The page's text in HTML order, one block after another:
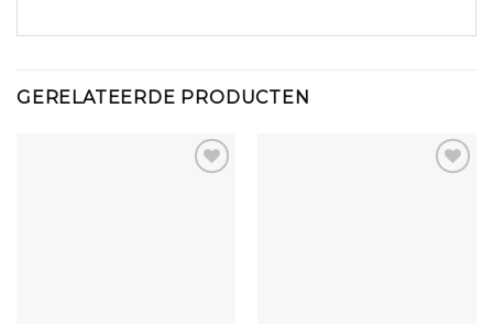
GERELATEERDE PRODUCTEN